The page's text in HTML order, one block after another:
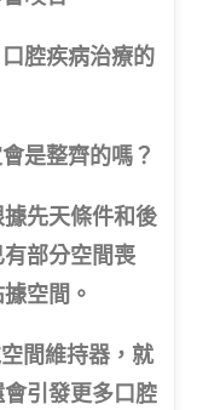
腔疾病治療的
是整齊的嗎？
先天條件和後
部分空間喪
空間。
間維持器，就
引發更多口腔